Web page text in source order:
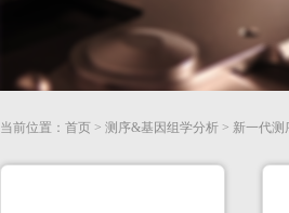
当前位置： 首页 > 测序&基因组学分析 > 新一代测